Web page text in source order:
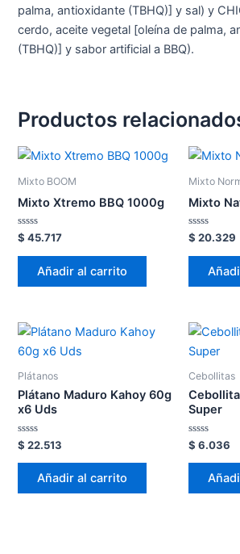
palma, antioxidante (TBHQ)] y sal) y
cerdo, aceite vegetal [oleína de palma,
(TBHQ)] y sabor artificial a BBQ).
Productos
Mixto BOOM
Mixto Xtremo BBQ 1000g
Valorado
en
0
$ 45.717
Añadir al carrito
Mixto
Mixto
Valorado
en
0
$ 20.329
Plátanos
Plátano Maduro Kahoy 60g
x6 Uds
Valorado
en
0
$ 22.513
Añadir al carrito
Cebollitas
Super
Valorado
en
0
$ 6.036